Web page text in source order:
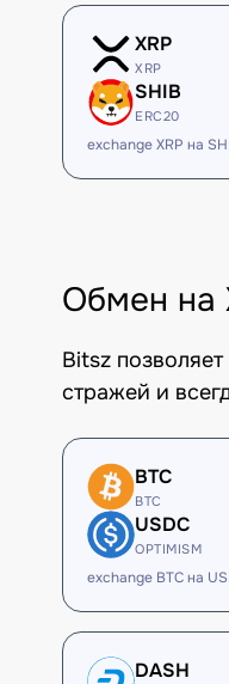
XRP
XRP
SHIB
ERC20
exchange XRP на
Обмен на
Bitsz
стражей и
BTC
BTC
USDC
OPTIMISM
exchange BTC на
DASH